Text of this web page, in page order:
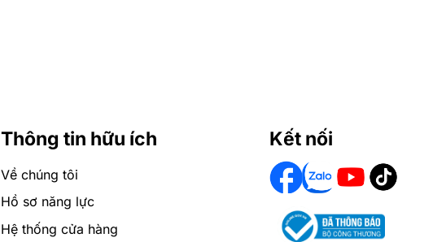
Thông tin hữu ích
Về chúng tôi
Hồ sơ năng lực
Hệ thống cửa hàng
Kết nối